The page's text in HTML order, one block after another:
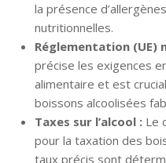
la présence
nutritionnelles.
Réglementation (UE)
précise les exigences
alimentaire et est
boissons alcoolisées
Taxes sur l’alcool : Le
pour la taxation des
taux précis sont